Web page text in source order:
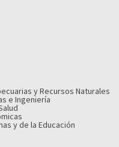
y Recursos Naturales
e Ingeniería
y de la Educación